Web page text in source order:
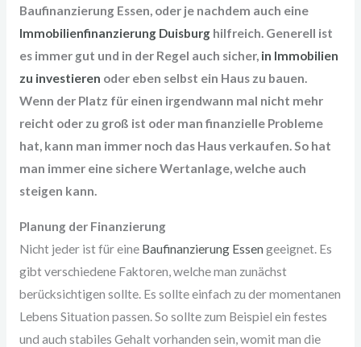
Baufinanzierung Essen, oder je nachdem auch eine
Immobilienfinanzierung Duisburghilfreich. Generell ist
es immer gut und in der Regel auch sicher, in Immobilien
zu investieren oder eben selbst ein Haus zu bauen.
Wenn der Platz für einen irgendwann mal nicht mehr
reicht oder zu groß ist oder man finanzielle Probleme
hat, kann man immer noch das Haus verkaufen. So hat
man immer eine sichere Wertanlage, welche auch
steigen kann.
Planung der Finanzierung
Nicht jeder ist für eine Baufinanzierung Essen geeignet. Es
gibt verschiedene Faktoren, welche man zunächst
berücksichtigen sollte. Es sollte einfach zu der momentanen
Lebens Situation passen. So sollte zum Beispiel ein festes
und auch stabiles Gehalt vorhanden sein, womit man die